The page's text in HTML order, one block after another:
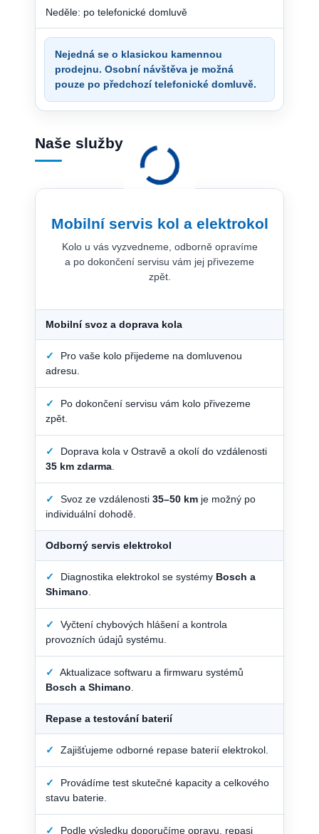
Neděle: po telefonické domluvě
Nejedná se o klasickou kamennou
prodejnu. Osobní návštěva je možná
pouze po předchozí telefonické domluvě.
Naše služby
Mobilní servis kol a elektrokol
Kolo u vás vyzvedneme, odborně opravíme
a po dokončení servisu vám jej přivezeme
zpět.
Mobilní svoz a doprava kola
✓
Pro vaše kolo přijedeme na domluvenou
adresu.
✓
Po dokončení servisu vám kolo přivezeme
zpět.
✓
Doprava kola v Ostravě a okolí do vzdálenosti
35 km zdarma
✓ Svoz ze vzdálenosti 35–50 km je možný po
individuální dohodě.
Odborný servis elektrokol
✓ Diagnostika elektrokol se systémy Bosch a
Shimano
✓
Vyčtení chybových hlášení a kontrola
provozních údajů systému.
✓
Aktualizace softwaru a firmwaru systémů
Bosch a Shimano
Repase a testování baterií
✓ Zajišťujeme odborné repase baterií elektrokol.
✓
Provádíme test skutečné kapacity a celkového
stavu baterie.
✓ Podle výsledku doporučíme opravu, repasi